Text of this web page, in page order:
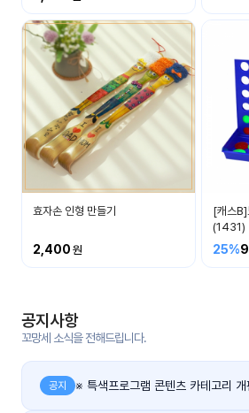
뮤
니
티
공지
사항
이벤
트
우리
들의
후기
게시
그
효자손 인형 만들기
2,400
[캐스B]
(1431)
25%
공지사항
꼬망세 소식을 전해드립니다.
공지 ※ 특색프로그램 콘텐츠 카테고리